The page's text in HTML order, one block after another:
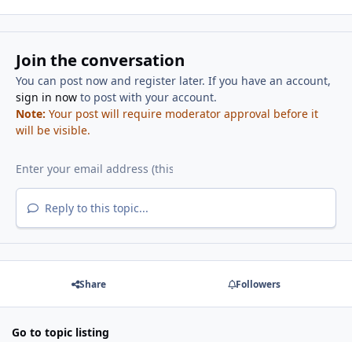
Join the conversation
You can post now and register later. If you have an account,
sign in nowto post with your account.
Note: Your post will require moderator approval before it
will be visible.
Reply to this topic...
Share Followers
Go to topic listing